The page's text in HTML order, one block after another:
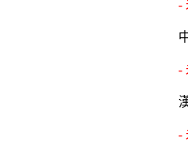
-
-
-